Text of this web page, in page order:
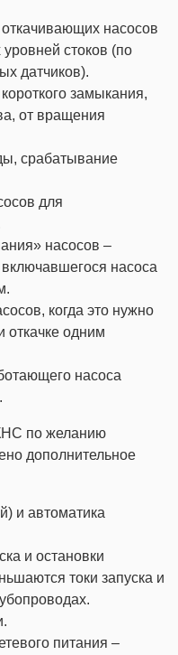
насосов
стоков (по
датчиков).
замыкания,
от вращения
срабатывание
для
насосов –
насоса
когда это нужно
откачке одним
насоса
по желанию
дополнительное
и автоматика
и остановки
токи запуска и
питания –